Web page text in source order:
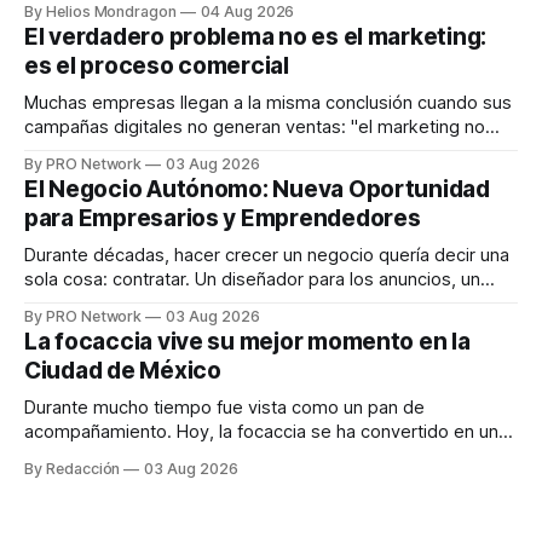
dispositivos inteligentes, inteligencia artificial y monitoreo
en tiempo real para ayudar a las personas a tomar mejores
decisiones sobre su salud metabólica. Su propuesta busca
responder
By Helios Mondragon 04 Aug 2026
El verdadero problema no es el marketing:
es el proceso comercial
Muchas empresas llegan a la misma conclusión cuando sus
campañas digitales no generan ventas: "el marketing no
INTERIUS, el problema suele estar en otro lugar. Durante
una entrevista para el podcast SER PRO, el especialista en
marketing digital explicó que
By PRO Network 03 Aug 2026
El Negocio Autónomo: Nueva Oportunidad
para Empresarios y Emprendedores
Durante décadas, hacer crecer un negocio quería decir una
sola cosa: contratar. Un diseñador para los anuncios, un
para los textos, alguien que supiera de publicidad digital
para encontrar prospectos, un vendedor para atender
llamadas y mensajes, y —con suerte— una persona
By PRO Network 03 Aug 2026
La focaccia vive su mejor momento en la
Ciudad de México
Durante mucho tiempo fue vista como un pan de
acompañamiento. Hoy, la focaccia se ha convertido en uno
artesanal, ingredientes de calidad y experiencias que
By Redacción 03 Aug 2026